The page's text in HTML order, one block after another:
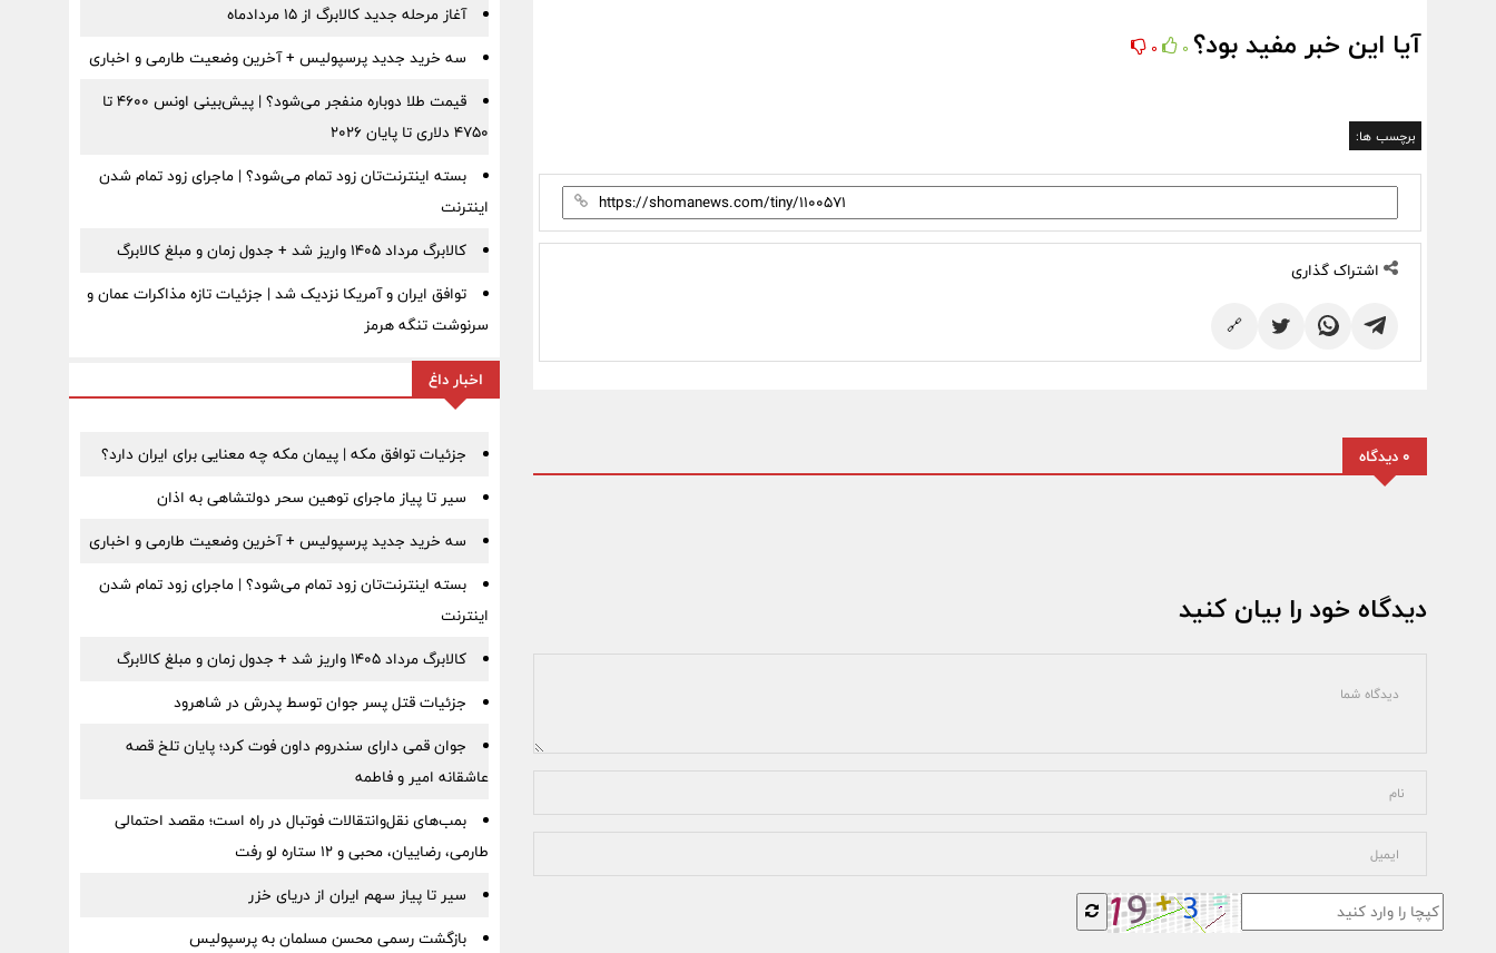
آیا این خبر مفید بود؟ 0
0
برچسب ها:
اشتراک گذاری
🔗
0 دیدگاه
دیدگاه خود را بیان کنید
آغاز مرحله جدید کالابرگ از ۱۵ مردادماه
سه خرید جدید پرسپولیس + آخرین وضعیت طارمی و اخباری
قیمت طلا دوباره منفجر می‌شود؟ | پیش‌بینی اونس ۴۶۰۰ تا
۴۷۵۰ دلاری تا پایان ۲۰۲۶
بسته اینترنت‌تان زود تمام می‌شود؟ | ماجرای زود تمام شدن
اینترنت
کالابرگ مرداد ۱۴۰۵ واریز شد + جدول زمان و مبلغ کالابرگ
توافق ایران و آمریکا نزدیک شد | جزئیات تازه مذاکرات عمان و
سرنوشت تنگه هرمز
اخبار داغ
جزئیات توافق مکه | پیمان مکه چه معنایی برای ایران دارد؟
سیر تا پیاز ماجرای توهین سحر دولتشاهی به اذان
سه خرید جدید پرسپولیس + آخرین وضعیت طارمی و اخباری
بسته اینترنت‌تان زود تمام می‌شود؟ | ماجرای زود تمام شدن
اینترنت
کالابرگ مرداد ۱۴۰۵ واریز شد + جدول زمان و مبلغ کالابرگ
جزئیات قتل پسر جوان توسط پدرش در شاهرود
جوان قمی دارای سندروم داون فوت کرد؛ پایان تلخ قصه
عاشقانه امیر و فاطمه
بمب‌های نقل‌وانتقالات فوتبال در راه است؛ مقصد احتمالی
طارمی، رضاییان، محبی و ۱۲ ستاره لو رفت
سیر تا پیاز سهم ایران از دریای خزر
بازگشت رسمی محسن مسلمان به پرسپولیس